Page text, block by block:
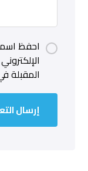
احفظ
المقبلة
إرسال